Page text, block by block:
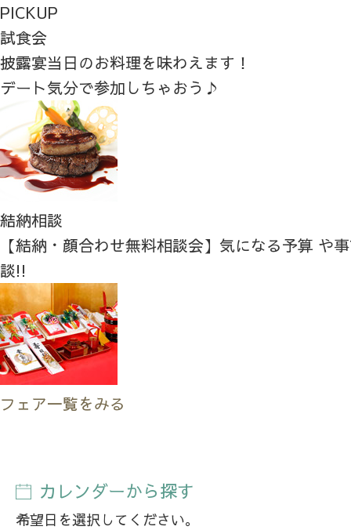
PICKUP
試食会
披露宴当日のお料理を味わえます！
デート気分で参加しちゃおう♪
結納相談
【結納・顔合わせ無料相談会】気になる予算 や
談!!
フェア一覧をみる
カレンダーから探す
希望日を選択してください。